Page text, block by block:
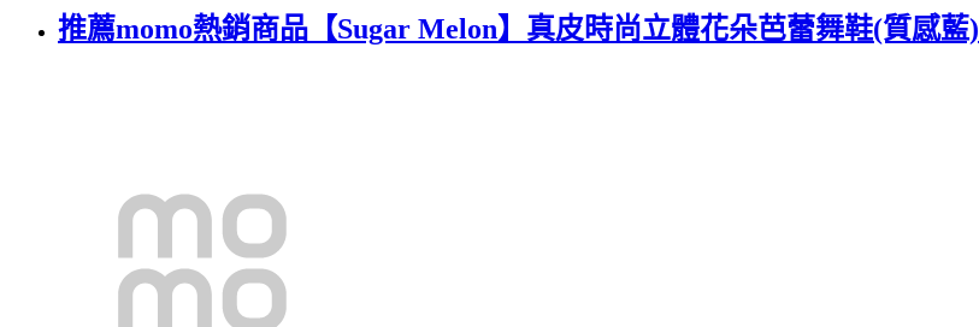
推薦momo熱銷商品【Sugar Melon】真皮時尚立體花朵芭蕾舞鞋(質感藍)